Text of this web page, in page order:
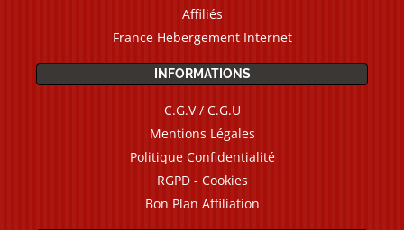
Affiliés
France Hebergement Internet
INFORMATIONS
C.G.V / C.G.U
Mentions Légales
Politique Confidentialité
RGPD - Cookies
Bon Plan Affiliation